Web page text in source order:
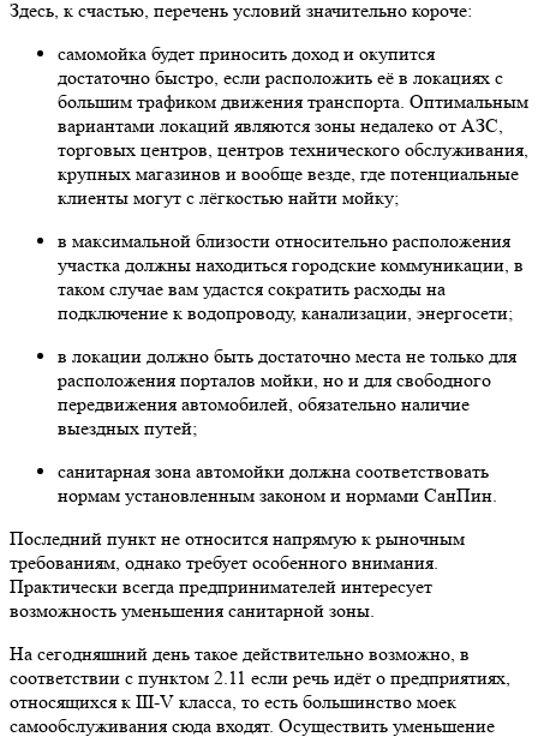
Здесь, к счастью, перечень условий значительно короче:
самомойка будет приносить доход и окупится
достаточно быстро, если расположить её в локациях с
большим трафиком движения транспорта. Оптимальным
вариантами локаций являются зоны недалеко от АЗС,
торговых центров, центров технического обслуживания,
крупных магазинов и вообще везде, где потенциальные
клиенты могут с лёгкостью найти мойку;
в максимальной близости относительно расположения
участка должны находиться городские коммуникации, в
таком случае вам удастся сократить расходы на
подключение к водопроводу, канализации, энергосети;
в локации должно быть достаточно места не только для
расположения порталов мойки, но и для свободного
передвижения автомобилей, обязательно наличие
выездных путей;
санитарная зона автомойки должна соответствовать
нормам установленным законом и нормами СанПин.
Последний пункт не относится напрямую к рыночным
требованиям, однако требует особенного внимания.
Практически всегда предпринимателей интересует
возможность уменьшения санитарной зоны.
На сегодняшний день такое действительно возможно, в
соответствии с пунктом 2.11 если речь идёт о предприятиях,
относящихся к III-V класса, то есть большинство моек
самообслуживания сюда входят. Осуществить уменьшение